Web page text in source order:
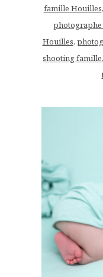
famille Houilles,
Houilles,
shooting famille,